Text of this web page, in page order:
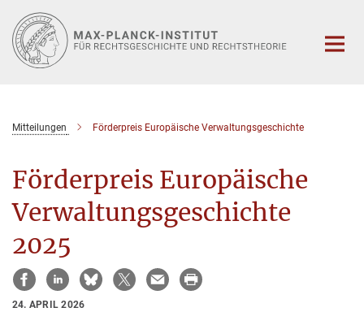
Hauptinhalt
Mitteilungen Förderpreis Europäische Verwaltungsgeschichte
Förderpreis Europäische
Verwaltungsgeschichte
2025
24. APRIL 2026